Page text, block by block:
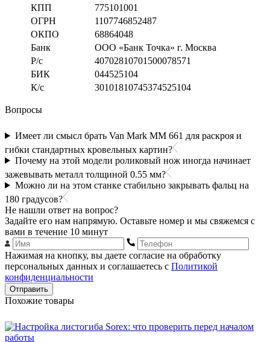
КПП
775101001
ОГРН
1107746852487
ОКПО
68864048
Банк
ООО «Банк Точка» г. Москва
Р/с
40702810701500078571
БИК
044525104
К/с
30101810745374525104
Вопросы
Имеет ли смысл брать Van Mark MM 661 для раскроя и
гибки стандартных кровельных картин?
Почему на этой модели роликовый нож иногда начинает
зажевывать металл толщиной 0.55 мм?
Можно ли на этом станке стабильно закрывать фальц на
180 градусов?
Не нашли ответ на вопрос?
Задайте его нам напрямую. Оставьте номер и мы свяжемся с
вами в течение 10 минут
Нажимая на кнопку, вы даете согласие на обработку
персональных данных и соглашаетесь с Политикой
конфиденциальности
Отправить
Похожие товары